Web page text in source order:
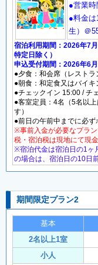
●営業時
●料金
生）＠
宿泊利用期間：2026年7
特定日除く）
申込受付期間：2026年6
●夕食：和会席（レストラ
●朝食：和定食又はバイキ
●チェックイン 15:00 / チ
●客室定員：4名（5名以
す）
●前日の午前中までに必ず
※事前入金が必要なプラ
税・宿泊税は現地にて現
※宿泊代金は宿泊日の1ヶ
の場合は、宿泊日の10日
期間限定プラン2
基本
2名以上1室
小人